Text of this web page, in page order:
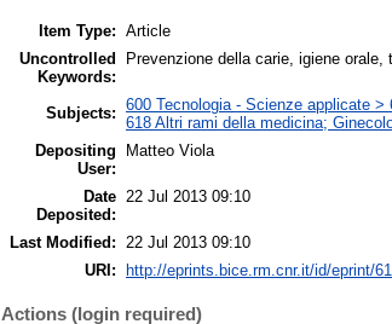
Item Type: Article
Uncontrolled
Keywords:
Prevenzione della carie, igiene
Subjects: 600 Tecnologia - Scienze applicate
618 Altri rami della medicina;
Depositing
User:
Matteo Viola
Date
Deposited:
22 Jul 2013 09:10
Last Modified:
22 Jul 2013 09:10
URI:
http://eprints.bice.rm.cnr.it/id/eprint/
Actions (login required)